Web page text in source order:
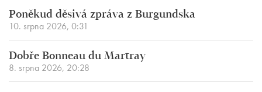
Poněkud děsivá zpráva z Burgundska
10. srpna 2026, 0:31
Dobře Bonneau du Martray
8. srpna 2026, 20:28